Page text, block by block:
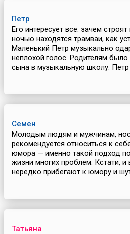
Петр
Его интересует все: зачем строят
ночью находятся трамваи, как
Маленький Петр музыкально
неплохой голос. Родителям было
сына в музыкальную школу. Петр
Семен
Молодым людям и мужчинам,
рекомендуется относиться к
юмора — именно такой подход
жизни многих проблем. Кстати,
нередко прибегают к юмору и
Татьяна